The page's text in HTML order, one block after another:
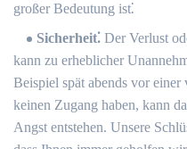
großer Bedeutung ist⁚
Sicherheit⁚ Der Verlust
kann zu erheblicher
Beispiel spät abends vor einer
keinen Zugang haben, kann
Angst entstehen.​ Unsere